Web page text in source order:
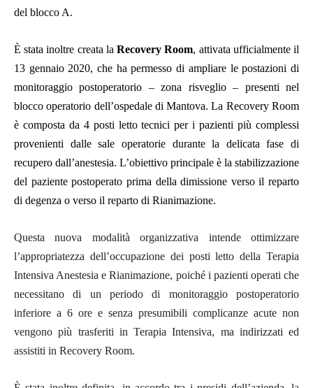
del blocco A.
È stata inoltre creata laRecovery Room, attivata ufficialmente il
13 gennaio 2020, che ha permesso di ampliare le postazioni di
monitoraggio postoperatorio – zona risveglio – presenti nel
blocco operatorio dell’ospedale di Mantova. La Recovery Room
è composta da 4 posti letto tecnici per i pazienti più complessi
provenienti dalle sale operatorie durante la delicata fase di
recupero dall’anestesia. L’obiettivo principale è la stabilizzazione
del paziente postoperato prima della dimissione verso il reparto
di degenza o verso il reparto di Rianimazione.
Questa nuova modalità organizzativa intende ottimizzare
l’appropriatezza dell’occupazione dei posti letto della Terapia
Intensiva Anestesia e Rianimazione, poiché i pazienti operati che
necessitano di un periodo di monitoraggio postoperatorio
inferiore a 6 ore e senza presumibili complicanze acute non
vengono più trasferiti in Terapia Intensiva, ma indirizzati ed
assistiti in Recovery Room.